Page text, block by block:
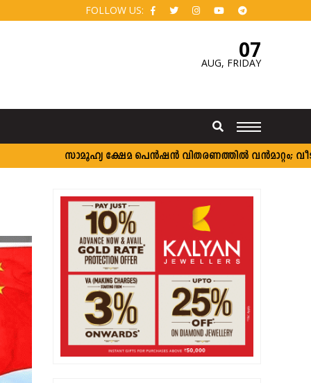
FOLLOW US:
07
AUG, FRIDAY
സാമൂഹ്യ ക്ഷേമ പെൻഷൻ വിതരണത്തിൽ വൻമാറ്റം; വീടുകളിലെ